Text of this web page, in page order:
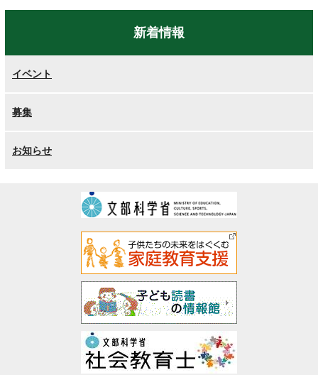
新着情報
イベント
募集
お知らせ